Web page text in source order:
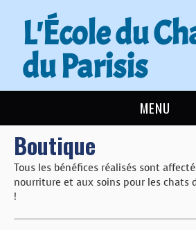
L'École du
du Parisis
MENU
L’ÉCOLE DU CHAT
ACTUALITÉS
ADOPTER
Boutique
Tous les bénéfices réalisés sont
nourriture et aux soins pour les chats
!